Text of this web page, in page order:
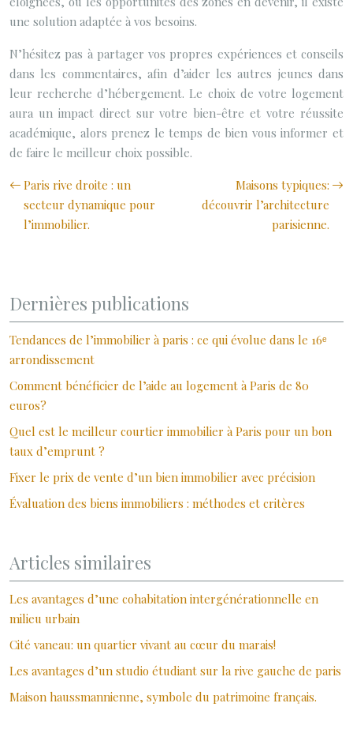
une solution adaptée à vos besoins.
N’hésitez pas à partager vos propres expériences et conseils
dans les commentaires, afin d’aider les autres jeunes dans
leur recherche d’hébergement. Le choix de votre logement
aura un impact direct sur votre bien-être et votre réussite
académique, alors prenez le temps de bien vous informer et
de faire le meilleur choix possible.
Paris rive droite : un
secteur dynamique pour
l’immobilier.
Maisons typiques:
découvrir l’architecture
parisienne.
Dernières publications
Tendances de l’immobilier à paris : ce qui évolue dans le 16ᵉ
arrondissement
Comment bénéficier de l’aide au logement à Paris de 80
euros?
Quel est le meilleur courtier immobilier à Paris pour un bon
taux d’emprunt ?
Fixer le prix de vente d’un bien immobilier avec précision
Évaluation des biens immobiliers : méthodes et critères
Articles similaires
Les avantages d’une cohabitation intergénérationnelle en
milieu urbain
Cité vaneau: un quartier vivant au cœur du marais!
Les avantages d’un studio étudiant sur la rive gauche de paris
Maison haussmannienne, symbole du patrimoine français.